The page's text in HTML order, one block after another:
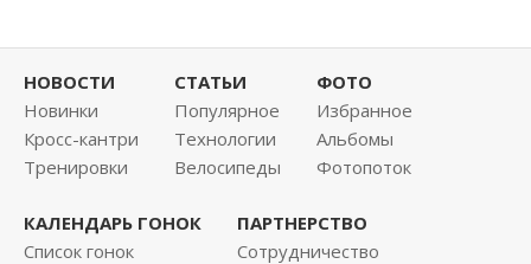
НОВОСТИ
Новинки
Кросс-кантри
Тренировки
СТАТЬИ
Популярное
Технологии
Велосипеды
ФОТО
Избранное
Альбомы
Фотопоток
КАЛЕНДАРЬ ГОНОК
Список гонок
ПАРТНЕРСТВО
Сотрудничество